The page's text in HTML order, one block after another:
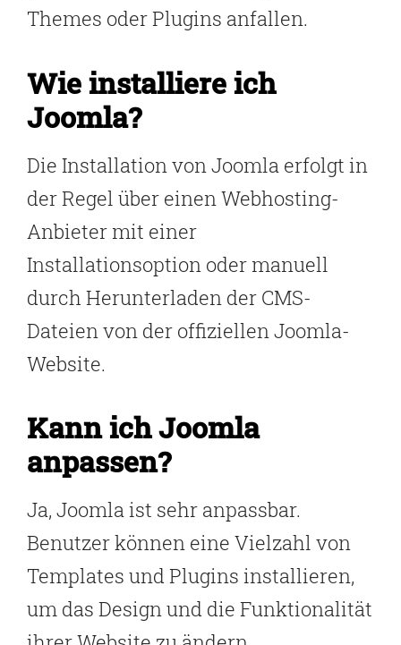
Themes oder Plugins anfallen.
Wie installiere ich
Joomla?
Die Installation von Joomla erfolgt in
der Regel über einen Webhosting-
Anbieter mit einer
Installationsoption oder manuell
durch Herunterladen der CMS-
Dateien von der offiziellen Joomla-
Website.
Kann ich Joomla
anpassen?
Ja, Joomla ist sehr anpassbar.
Benutzer können eine Vielzahl von
Templates und Plugins installieren,
um das Design und die Funktionalität